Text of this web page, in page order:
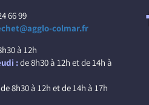
66 99
colmar.fr
à 12h
:de 8h30 à 12h et de 14h à
de 8h30 à 12h et de 14h à 17h